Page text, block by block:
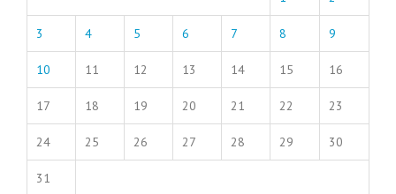
3 4 5 6 7 8 9
10 11 12 13 14 15 16
17 18 19 20 21 22 23
24 25 26 27 28 29 30
31